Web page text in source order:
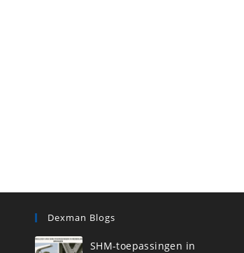
Dexman Blogs
SHM-toepassingen in